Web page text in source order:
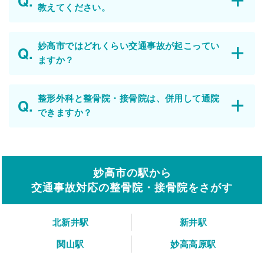
教えてください。
妙高市ではどれくらい交通事故が起こってい
ますか？
整形外科と整骨院・接骨院は、併用して通院
できますか？
妙高市の駅から
交通事故対応の整骨院・接骨院をさがす
北新井駅
新井駅
関山駅
妙高高原駅